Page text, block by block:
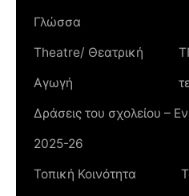
Γλώσσα
Theatre/ Θεατρική
Αγωγή
Δράσεις του σχολείου –
2025-26
Τοπική Κοινότητα